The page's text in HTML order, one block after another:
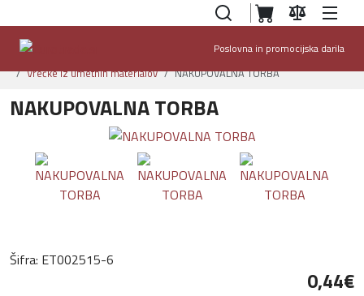
Poslovna in promocijska darila
Vrečke iz umetnih materialov NAKUPOVALNA TORBA
NAKUPOVALNA TORBA
Šifra: ET002515-6
0,44‎€